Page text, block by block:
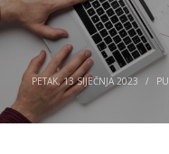
PETAK, 13 SIJEČNJA 2023 /